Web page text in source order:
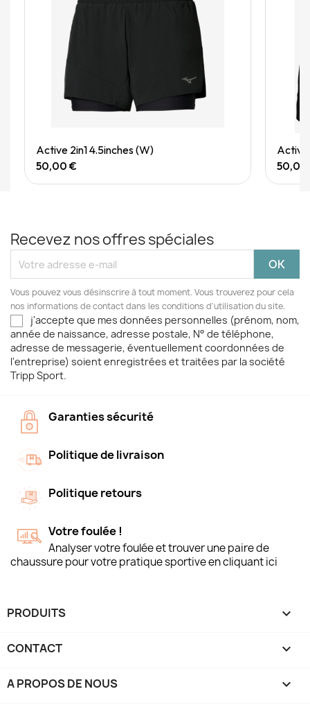
Quick View
Active 2in1 4.5inches (W)
50,00 €
Active
50,00
Recevez nos offres spéciales
Vous pouvez vous désinscrire à tout moment. Vous trouverez pour cela
nos informations de contact dans les conditions d'utilisation du site.
j'accepte que mes données personnelles (prénom, nom,
année de naissance, adresse postale, N° de téléphone,
adresse de messagerie, éventuellement coordonnées de
l'entreprise) soient enregistrées et traitées par la société
Tripp Sport.
Garanties sécurité
Politique de livraison
Politique retours
Votre foulée !
Analyser votre foulée et trouver une paire de
chaussure pour votre pratique sportive en cliquant ici
PRODUITS 
CONTACT 
A PROPOS DE NOUS 